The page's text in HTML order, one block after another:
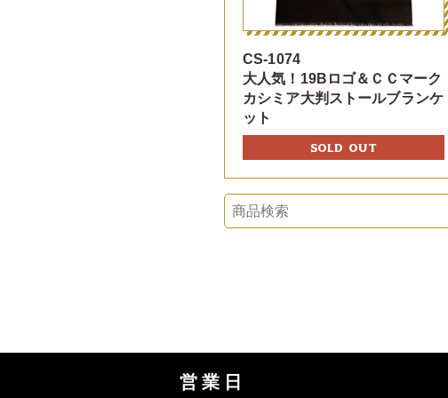
CS-1074
大人気！19Bロゴ＆ＣＣマーク
カシミア大判ストールブランケ
ット
SOLD OUT
営業日